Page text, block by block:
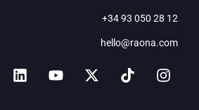
+34 93 050 28 12
hello@raona.com